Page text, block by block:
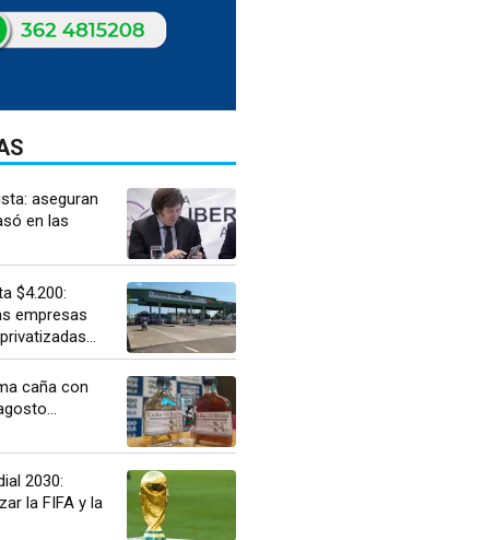
aseguran
en las
$4.200:
empresas
caña con
2030:
la FIFA y la